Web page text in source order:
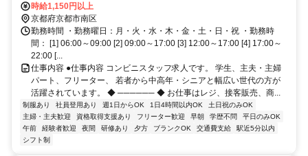
徒歩約4分、ＪＲ山陰本線 京都八条東口徒歩約4分
時給1,150円以上
京都府京都市南区
勤務時間 ・勤務曜日：月・火・水・木・金・土・日・祝 ・勤務時
間： [1] 06:00～09:00 [2] 09:00～17:00 [3] 12:00～17:00 [4] 17:00～
22:00 [...
仕事内容 ●仕事内容 コンビニスタッフ求人です。 学生、主夫・主婦
パート、フリーター、 若者から中高年・シニアと幅広い世代の方が
活躍されています。 ◆ ────── ◆ お仕事はレジ、接客販売、商...
制服あり 社員登用あり 週1日からOK 1日4時間以内OK
土日祝のみOK
主婦・主夫歓迎
資格取得支援あり フリーター歓迎 早朝 学歴不問
平日のみOK
午前
経験者歓迎 夜間 研修あり 夕方 ブランクOK 交通費支給
駅近5分以内
シフト制